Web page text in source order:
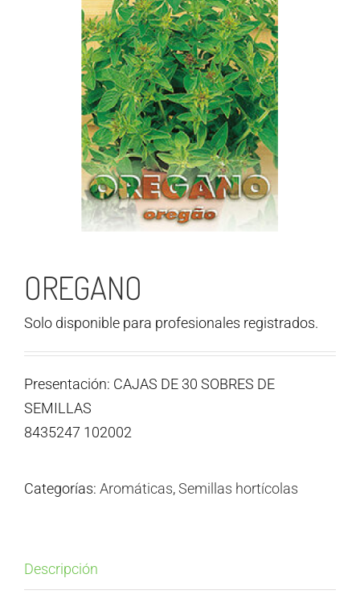
OREGANO
Solo disponible para profesionales registrados.
Presentación: CAJAS DE 30 SOBRES DE
SEMILLAS
8435247 102002
Categorías: Aromáticas,Semillas hortícolas
Descripción